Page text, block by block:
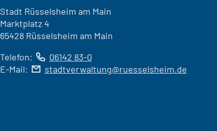
Stadt Rüsselsheim am Main
Marktplatz 4
65428 Rüsselsheim am Main
Telefon:
06142 83-0
E-Mail:
stadtverwaltung ruesselsheim de